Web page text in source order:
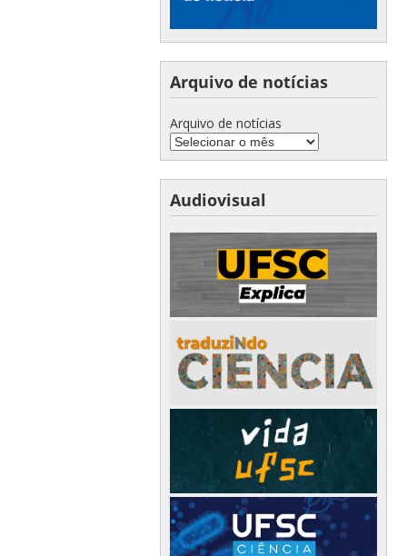
Arquivo de notícias
Arquivo de notícias
Audiovisual